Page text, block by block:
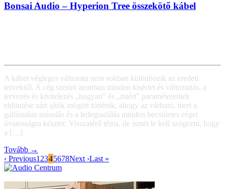
Bonsai Audio – Hyperion Tree összekötő kábel
A kábel végleges változata nem sokban különbözik az eredeti
tervektől. A cég szerint azonban minden kísérlet és változtatás, a
tervezés és kivitelezés „hogyan” és „miért” paramétereinek
eldöntése zárt ajtók mögött történik, ahogy az várható, mert a
gátlástalan másolás és a ledegradálás minden becsületes céget
óvatosságra késztet. Visszatérő téma, de ismét le kell szögezni, hogy
a […]
Tovább →
‹ Previous1 2345678Next ›Last »